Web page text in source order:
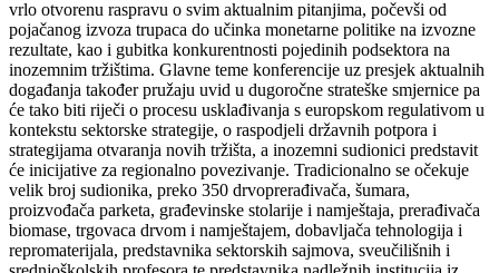
vrlo otvorenu raspravu o svim aktualnim pitanjima, počevši od
pojačanog izvoza trupaca do učinka monetarne politike na izvozne
rezultate, kao i gubitka konkurentnosti pojedinih podsektora na
inozemnim tržištima. Glavne teme konferencije uz presjek aktualnih
događanja također pružaju uvid u dugoročne strateške smjernice pa
će tako biti riječi o procesu usklađivanja s europskom regulativom u
kontekstu sektorske strategije, o raspodjeli državnih potpora i
strategijama otvaranja novih tržišta, a inozemni sudionici predstavit
će inicijative za regionalno povezivanje. Tradicionalno se očekuje
velik broj sudionika, preko 350 drvoprerađivača, šumara,
proizvođača parketa, građevinske stolarije i namještaja, prerađivača
biomase, trgovaca drvom i namještajem, dobavljača tehnologija i
repromaterijala, predstavnika sektorskih sajmova, sveučilišnih i